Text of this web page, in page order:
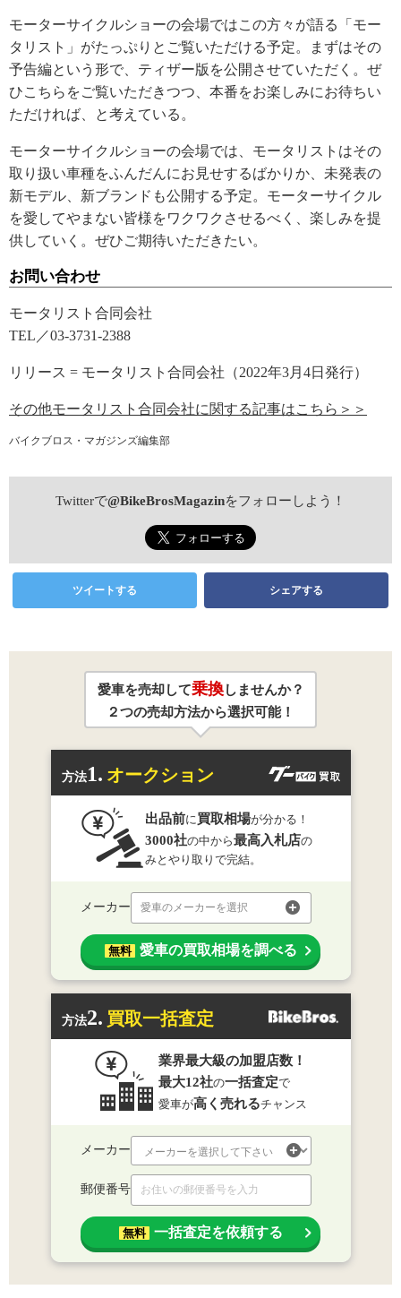
モーターサイクルショーの会場ではこの方々が語る「モー
タリスト」がたっぷりとご覧いただける予定。まずはその
予告編という形で、ティザー版を公開させていただく。ぜ
ひこちらをご覧いただきつつ、本番をお楽しみにお待ちい
ただければ、と考えている。
モーターサイクルショーの会場では、モータリストはその
取り扱い車種をふんだんにお見せするばかりか、未発表の
新モデル、新ブランドも公開する予定。モーターサイクル
を愛してやまない皆様をワクワクさせるべく、楽しみを提
供していく。ぜひご期待いただきたい。
お問い合わせ
モータリスト合同会社
TEL／03-3731-2388
リリース = モータリスト合同会社（2022年3月4日発行）
その他モータリスト合同会社に関する記事はこちら＞＞
バイクブロス・マガジンズ編集部
Twitterで@BikeBrosMagazinをフォローしよう！
ツイートする シェアする
愛車を売却して乗換しませんか？
２つの売却方法から選択可能！
方法1. オークション
出品前に 買取相場が分かる！
3000社の中から最高入札店の
みとやり取りで完結。
メーカー 愛車のメーカーを選択
無料 愛車の買取相場を調べる
方法2. 買取一括査定
業界最大級の加盟店数！
最大12社の一括査定で
愛車が高く売れるチャンス
メーカー
郵便番号
無料 一括査定を依頼する